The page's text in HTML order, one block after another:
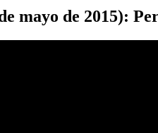
mayo de 2015):